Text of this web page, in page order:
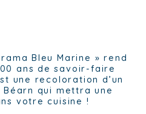
Bleu Marine » rend
ans de savoir-faire
une recoloration d’un
qui mettra une
votre cuisine !